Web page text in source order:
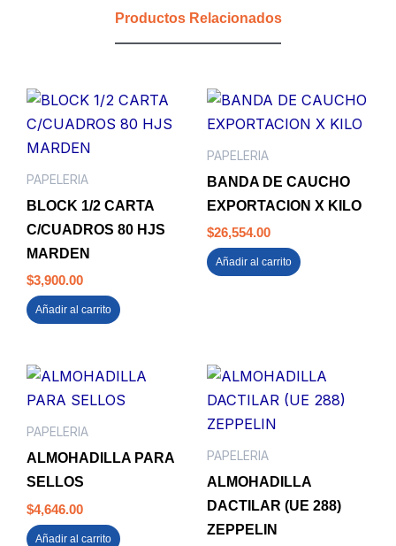
Productos Relacionados
PAPELERIA
BLOCK 1/2 CARTA
C/CUADROS 80 HJS
MARDEN
$3,900.00
Añadir al carrito
PAPELERIA
BANDA DE CAUCHO
EXPORTACION X KILO
$26,554.00
Añadir al carrito
PAPELERIA
ALMOHADILLA PARA
SELLOS
$4,646.00
Añadir al carrito
PAPELERIA
ALMOHADILLA
DACTILAR (UE 288)
ZEPPELIN